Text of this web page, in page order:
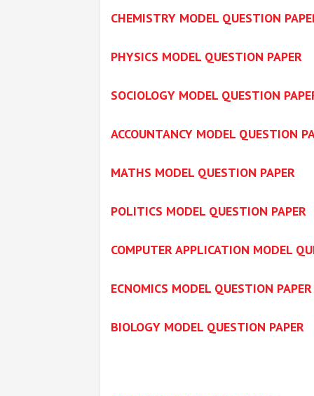
CHEMISTRY MODEL QUESTION
PHYSICS MODEL QUESTION PAPER
SOCIOLOGY MODEL QUESTION
ACCOUNTANCY MODEL QUESTION
MATHS MODEL QUESTION PAPER
POLITICS MODEL QUESTION PAPER
COMPUTER APPLICATION MODEL
ECNOMICS MODEL QUESTION PAPER
BIOLOGY MODEL QUESTION PAPER